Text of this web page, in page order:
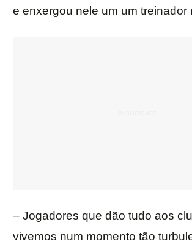
e enxergou nele um um treinador
– Jogadores que dão tudo aos
vivemos num momento tão